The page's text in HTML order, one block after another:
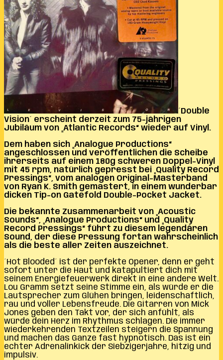
´Double
Vision´ erscheint derzeit zum 75-jährigen
Jubiläum von „Atlantic Records“ wieder auf Vinyl.
Dem haben sich „Analogue Productions“
angeschlossen und veröffentlichen die Scheibe
ihrerseits auf einem 180g schweren Doppel-Vinyl
mit 45 rpm, natürlich gepresst bei „Quality Record
Pressings“, vom analogen Original-Masterband
von Ryan K. Smith gemastert, in einem wunderbar
dicken Tip-on Gatefold Double-Pocket Jacket.
Die bekannte Zusammenarbeit von „Acoustic
Sounds“, „Analogue Productions“ und „Quality
Record Pressings“ führt zu diesem legendären
Sound, der diese Pressung fortan wahrscheinlich
als die beste aller Zeiten auszeichnet.
´Hot Blooded´ ist der perfekte Opener, denn er geht
sofort unter die Haut und katapultiert dich mit
seinem Energiefeuerwerk direkt in eine andere Welt.
Lou Gramm setzt seine Stimme ein, als würde er die
Lautsprecher zum Glühen bringen, leidenschaftlich,
rau und voller Lebensfreude. Die Gitarren von Mick
Jones geben den Takt vor, der sich anfühlt, als
würde dein Herz im Rhythmus schlagen. Die immer
wiederkehrenden Textzeilen steigern die Spannung
und machen das Ganze fast hypnotisch. Das ist ein
echter Adrenalinkick der Siebzigerjahre, hitzig und
impulsiv.